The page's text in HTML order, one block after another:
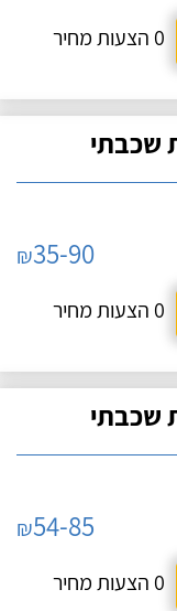
0 הצעות מחיר
שכבתי
₪35-90
0 הצעות מחיר
שכבתי
₪54-85
0 הצעות מחיר